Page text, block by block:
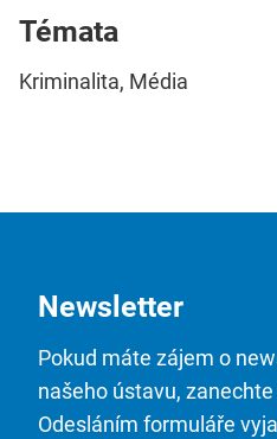
Témata
Kriminalita, Média
Newsletter
Pokud máte zájem o
našeho ústavu,
Odesláním formuláře